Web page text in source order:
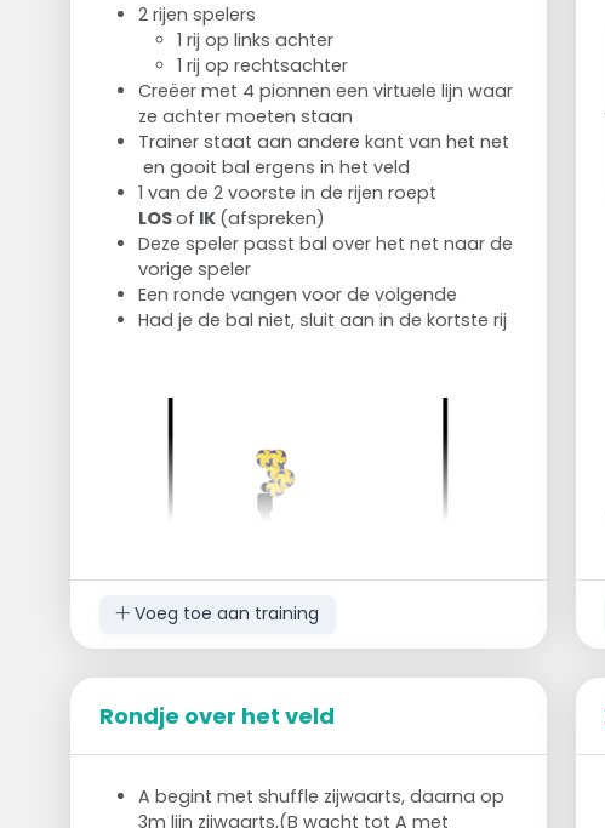
2 rijen spelers
1 rij op links achter
1 rij op rechtsachter
Creëer met 4 pionnen een virtuele lijn waar
ze achter moeten staan
Trainer staat aan andere kant van het net
en gooit bal ergens in het veld
1 van de 2 voorste in de rijen roept
LOSof IK (afspreken)
Deze speler passt bal over het net naar de
vorige speler
Een ronde vangen voor de volgende
Had je de bal niet, sluit aan in de kortste rij
Voeg toe aan training
Rondje over het veld
A begint met shuffle zijwaarts, daarna op
3m lijn zijwaarts,(B wacht tot A met